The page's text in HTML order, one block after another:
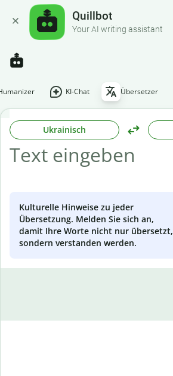
Quillbot
Your AI writing assistant
KI-Chat Übersetzer
Ukrainisch
Kulturelle Hinweise zu jeder
Übersetzung. Melden Sie sich an,
damit Ihre Worte nicht nur übersetzt,
sondern verstanden werden.